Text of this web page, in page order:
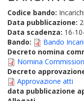
Codice bando:
Data pubblicazione:
Data scadenza: 16-
Bando:
Bando
Decreto nomina
Nomina
Decreto
Approvazione atti
data pubblicazione